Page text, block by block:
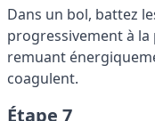
Dans un bol, battez
progressivement à
remuant
coagulent.
Étape 7